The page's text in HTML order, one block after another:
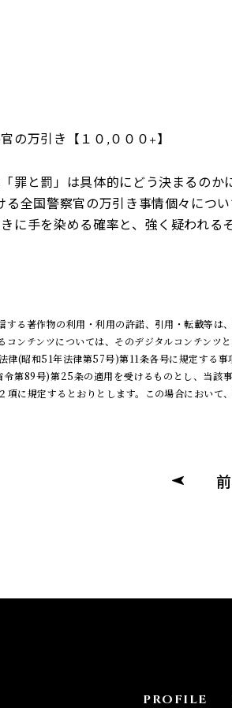
の万引き【１０,０００+】
罪と罰」は具体的にどう決まるのか
る全国警察官の万引き事情個々につい
に手を染める確率と、強く疑われる
する著作物の利用・利用の許諾、引用・転載等
コンテンツについては、そのデジタルコンテンツ
律(昭和51年法律第57号)第11条各号に規定する
第89号)第25条の適用を受けるものとし、当該
項に規定するとおりとします。この場合において
PROFILE